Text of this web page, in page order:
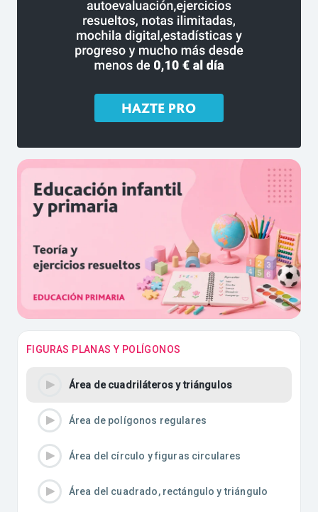
FIGURAS PLANAS Y POLÍGONOS
Área de cuadriláteros y triángulos
Área de polígonos regulares
Área del círculo y figuras circulares
Área del cuadrado, rectángulo y triángulo